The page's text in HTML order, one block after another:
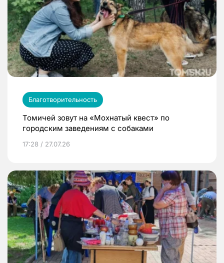
Благотворительность
Томичей зовут на «Мохнатый квест» по
городским заведениям с собаками
17:28 / 27.07.26